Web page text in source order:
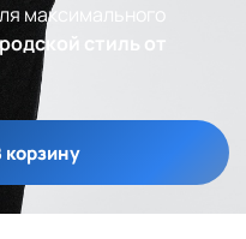
максимального
стиль от
корзину